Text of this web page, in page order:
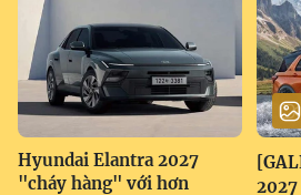
Hyundai Elantra 2027
"cháy hàng" với hơn